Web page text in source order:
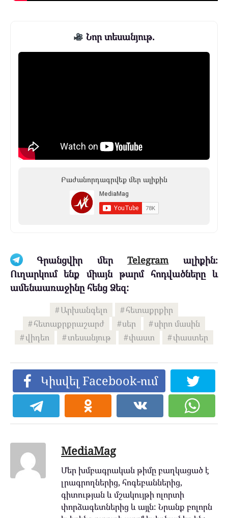
Նոր տեսանյութ.
Բաժանորդագրվեք մեր ալիքին
Գրանցվիր մերTelegramալիքին։
Ուղարկում ենք միայն թարմ հոդվածները և
ամենաառաջինը հենց Ձեզ:
Արխանգելո
հետաքրքիր
հետաքրքրաշարժ
սեր
սիրո մասին
վիդեո
տեսանյութ փաստ փաստեր
Կիսվել Facebook-ում
MediaMag
Մեր խմբագրական թիմը բաղկացած է
լրագրողներից, հոգեբաններից,
գիտության և մշակույթի ոլորտի
փորձագետներից և այլն: Նրանք բոլորն